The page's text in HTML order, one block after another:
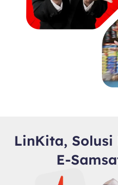
LinKita, Solusi
E-